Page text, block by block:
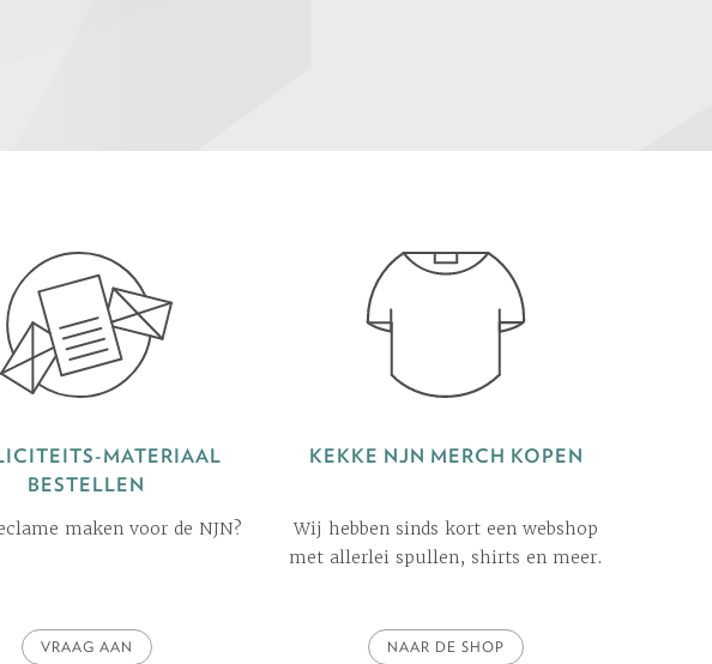
MATERIAAL
BESTELLEN
maken voor de NJN?
VRAAG AAN
KEKKE NJN MERCH KOPEN
Wij hebben sinds kort een webshop
met allerlei spullen, shirts en meer.
NAAR DE SHOP